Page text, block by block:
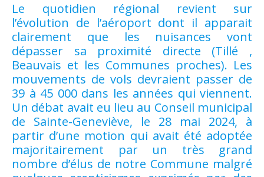
Le quotidien régional revient sur
l’évolution de l’aéroport dont il apparait
clairement que les nuisances vont
dépasser sa proximité directe (Tillé ,
Beauvais et les Communes proches). Les
mouvements de vols devraient passer de
39 à 45 000 dans les années qui viennent.
Un débat avait eu lieu au Conseil municipal
de Sainte-Geneviève, le 28 mai 2024, à
partir d’une motion qui avait été adoptée
majoritairement par un très grand
nombre d’élus de notre Commune malgré